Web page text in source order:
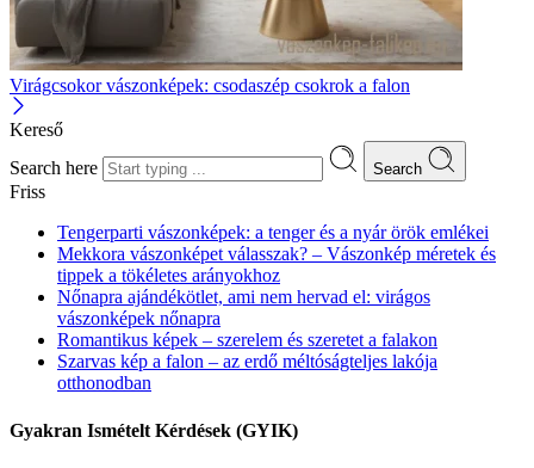
Virágcsokor vászonképek: csodaszép csokrok a falon
Kereső
Search here
Search
Friss
Tengerparti vászonképek: a tenger és a nyár örök emlékei
Mekkora vászonképet válasszak? – Vászonkép méretek és
tippek a tökéletes arányokhoz
Nőnapra ajándékötlet, ami nem hervad el: virágos
vászonképek nőnapra
Romantikus képek – szerelem és szeretet a falakon
Szarvas kép a falon – az erdő méltóságteljes lakója
otthonodban
Gyakran Ismételt Kérdések (GYIK)